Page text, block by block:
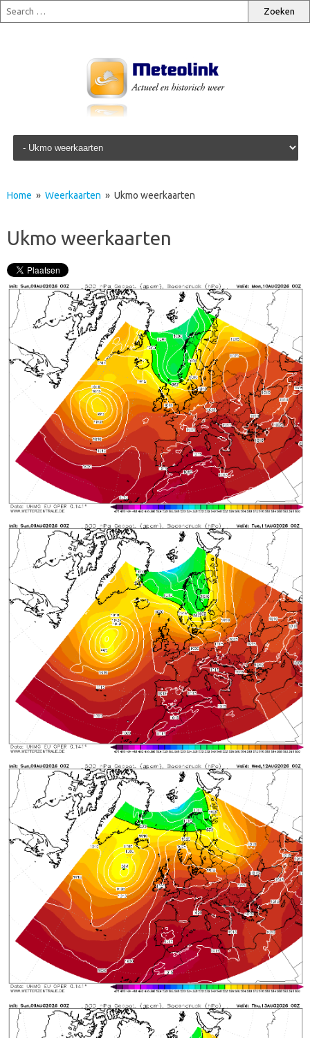
Skip to content
Home » Weerkaarten » Ukmo weerkaarten
Ukmo weerkaarten